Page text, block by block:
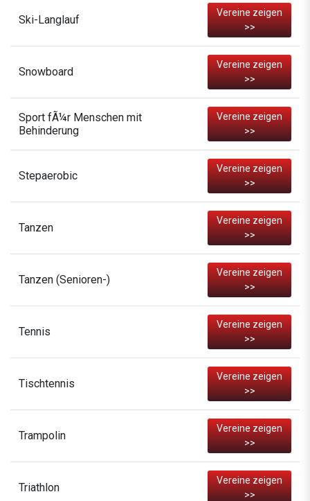
Ski-Langlauf
Vereine zeigen
>>
Snowboard
Vereine zeigen
>>
Sport fÃ¼r Menschen mit
Behinderung
Vereine zeigen
>>
Stepaerobic
Vereine zeigen
>>
Tanzen
Vereine zeigen
>>
Tanzen (Senioren-)
Vereine zeigen
>>
Tennis
Vereine zeigen
>>
Tischtennis
Vereine zeigen
>>
Trampolin
Vereine zeigen
>>
Triathlon
Vereine zeigen
>>